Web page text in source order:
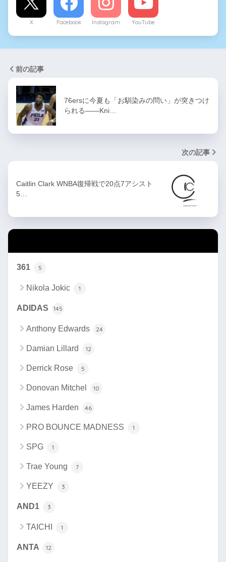
X Facebook Instagram YouTube
前の記事
76ersに今夏も「お馴染みの問い」が突きつけ
られる——Kni…
次の記事
Caitlin Clark WNBA復帰戦で20点7アシスト
5…
361 5
Nikola Jokic 1
ADIDAS 145
Anthony Edwards 24
Damian Lillard 12
Derrick Rose 5
Donovan Mitchel 10
James Harden 46
PRO BOUNCE MADNESS 1
SPG 1
Trae Young 7
YEEZY 3
AND1 3
TAICHI 1
ANTA 12